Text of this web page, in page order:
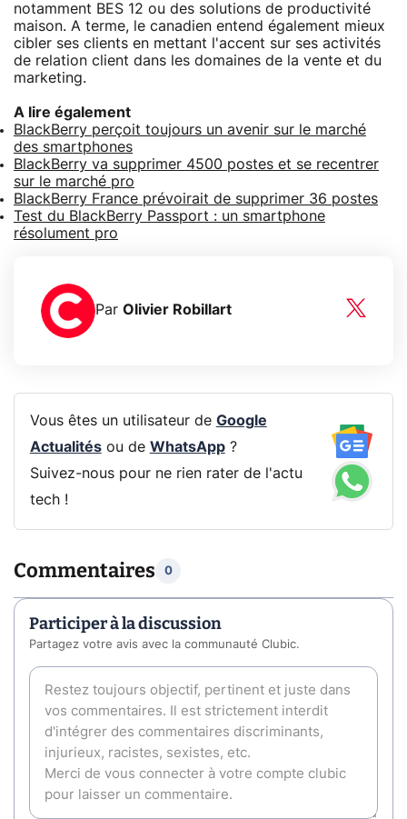
notamment BES 12 ou des solutions de productivité
maison. A terme, le canadien entend également mieux
cibler ses clients en mettant l'accent sur ses activités
de relation client dans les domaines de la vente et du
marketing.
A lire également
BlackBerry perçoit toujours un avenir sur le marché
des smartphones
BlackBerry va supprimer 4500 postes et se recentrer
sur le marché pro
BlackBerry France prévoirait de supprimer 36 postes
Test du BlackBerry Passport : un smartphone
résolument pro
Par Olivier Robillart
Vous êtes un utilisateur de Google
Actualitésou de WhatsApp?
Suivez-nous pour ne rien rater de l'actu
tech !
Commentaires 0
Participer à la discussion
Partagez votre avis avec la communauté Clubic.